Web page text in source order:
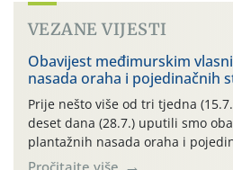
VEZANE VIJESTI
Obavijest međimurskim
nasada oraha i pojedinačnih
Prije nešto više od tri tjedna
deset dana (28.7.) uputili smo
plantažnih nasada oraha i
leta i ovogodišnjoj potrebi
Pročitajte više